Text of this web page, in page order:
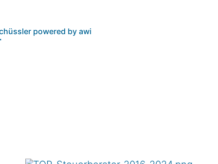
powered by awi